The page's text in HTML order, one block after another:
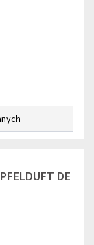
DE